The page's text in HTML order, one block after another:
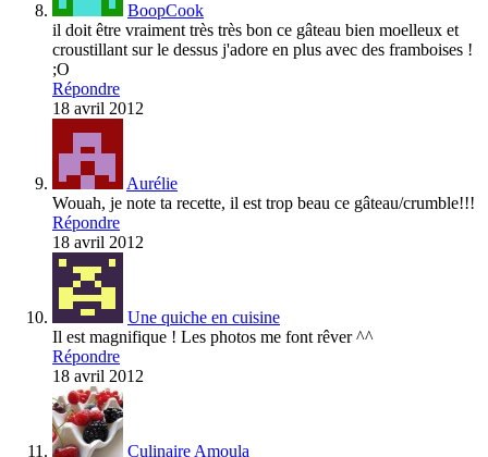
BoopCook
il doit être vraiment très très bon ce gâteau bien moelleux et
croustillant sur le dessus j'adore en plus avec des framboises !
;O
Répondre
18 avril 2012
Aurélie
Wouah, je note ta recette, il est trop beau ce gâteau/crumble!!!
Répondre
18 avril 2012
Une quiche en cuisine
Il est magnifique ! Les photos me font rêver ^^
Répondre
18 avril 2012
Culinaire Amoula